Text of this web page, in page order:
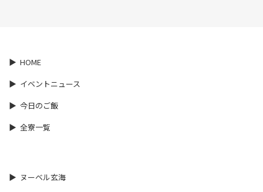
HOME
イベントニュース
今日のご飯
全寮一覧
ヌーベル玄海